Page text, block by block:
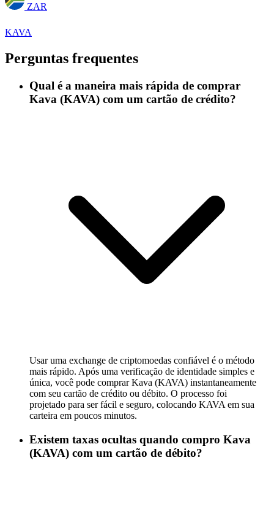
ZAR
KAVA
Perguntas frequentes
Qual é a maneira mais rápida de comprar
Kava (KAVA) com um cartão de crédito?
Usar uma exchange de criptomoedas confiável é o método
mais rápido. Após uma verificação de identidade simples e
única, você pode comprar Kava (KAVA) instantaneamente
com seu cartão de crédito ou débito. O processo foi
projetado para ser fácil e seguro, colocando KAVA em sua
carteira em poucos minutos.
Existem taxas ocultas quando compro Kava
(KAVA) com um cartão de débito?